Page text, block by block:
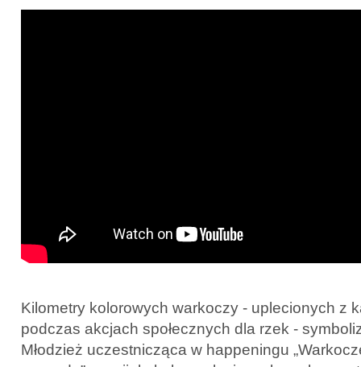
Kilometry kolorowych warkoczy - uplecionych z
podczas akcjach społecznych dla rzek -
Młodzież uczestnicząca w happeningu